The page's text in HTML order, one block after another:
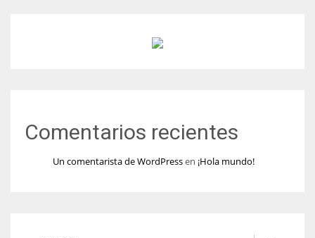
Comentarios recientes
Un comentarista de WordPressen ¡Hola mundo!